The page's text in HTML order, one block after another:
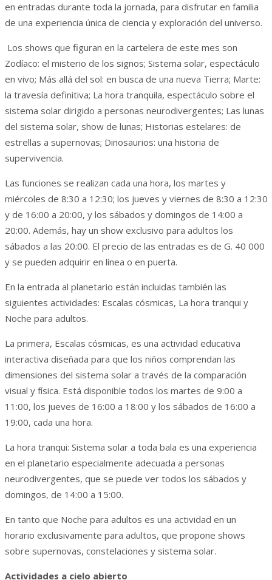
en entradas durante toda la jornada, para disfrutar en familia
de una experiencia única de ciencia y exploración del universo.
Los shows que figuran en la cartelera de este mes son
Zodíaco: el misterio de los signos; Sistema solar, espectáculo
en vivo; Más allá del sol: en busca de una nueva Tierra; Marte:
la travesía definitiva; La hora tranquila, espectáculo sobre el
sistema solar dirigido a personas neurodivergentes; Las lunas
del sistema solar, show de lunas; Historias estelares: de
estrellas a supernovas; Dinosaurios: una historia de
supervivencia.
Las funciones se realizan cada una hora, los martes y
miércoles de 8:30 a 12:30; los jueves y viernes de 8:30 a 12:30
y de 16:00 a 20:00, y los sábados y domingos de 14:00 a
20:00. Además, hay un show exclusivo para adultos los
sábados a las 20:00. El precio de las entradas es de G. 40 000
y se pueden adquirir en línea o en puerta.
En la entrada al planetario están incluidas también las
siguientes actividades: Escalas cósmicas, La hora tranqui y
Noche para adultos.
La primera, Escalas cósmicas, es una actividad educativa
interactiva diseñada para que los niños comprendan las
dimensiones del sistema solar a través de la comparación
visual y física. Está disponible todos los martes de 9:00 a
11:00, los jueves de 16:00 a 18:00 y los sábados de 16:00 a
19:00, cada una hora.
La hora tranqui: Sistema solar a toda bala es una experiencia
en el planetario especialmente adecuada a personas
neurodivergentes, que se puede ver todos los sábados y
domingos, de 14:00 a 15:00.
En tanto que Noche para adultos es una actividad en un
horario exclusivamente para adultos, que propone shows
sobre supernovas, constelaciones y sistema solar.
Actividades a cielo abierto